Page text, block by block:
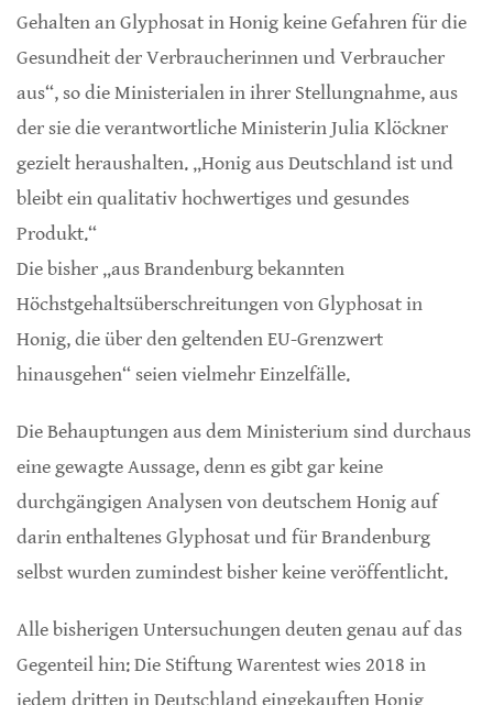
Gehalten an Glyphosat in Honig keine Gefahren für die
Gesundheit der Verbraucherinnen und Verbraucher
aus“, so die Ministerialen in ihrer Stellungnahme, aus
der sie die verantwortliche Ministerin Julia Klöckner
gezielt heraushalten. „Honig aus Deutschland ist und
bleibt ein qualitativ hochwertiges und gesundes
Produkt.“
Die bisher „aus Brandenburg bekannten
Höchstgehaltsüberschreitungen von Glyphosat in
Honig, die über den geltenden EU-Grenzwert
hinausgehen“ seien vielmehr Einzelfälle.
Die Behauptungen aus dem Ministerium sind durchaus
eine gewagte Aussage, denn es gibt gar keine
durchgängigen Analysen von deutschem Honig auf
darin enthaltenes Glyphosat und für Brandenburg
selbst wurden zumindest bisher keine veröffentlicht.
Alle bisherigen Untersuchungen deuten genau auf das
Gegenteil hin: Die Stiftung Warentest wies 2018 in
jedem dritten in Deutschland eingekauften Honig